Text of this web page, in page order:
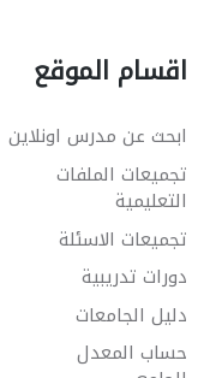
اقسام الموقع
ابحث عن مدرس اونلاين
تجميعات الملفات
التعليمية
تجميعات الاسئلة
دورات تدريبية
دليل الجامعات
حساب المعدل